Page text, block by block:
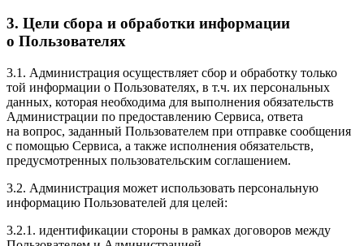
3. Цели сбора и обработки информации
о Пользователях
3.1. Администрация осуществляет сбор и обработку только
той информации о Пользователях, в т.ч. их персональных
данных, которая необходима для выполнения обязательств
Администрации по предоставлению Сервиса, ответа
на вопрос, заданный Пользователем при отправке сообщения
с помощью Сервиса, а также исполнения обязательств,
предусмотренных пользовательским соглашением.
3.2. Администрация может использовать персональную
информацию Пользователей для целей:
3.2.1. идентификации стороны в рамках договоров между